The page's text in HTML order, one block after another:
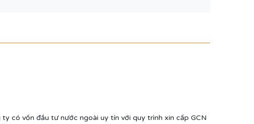
có vốn đầu tư nước ngoài uy tín với quy trình xin cấp GCN